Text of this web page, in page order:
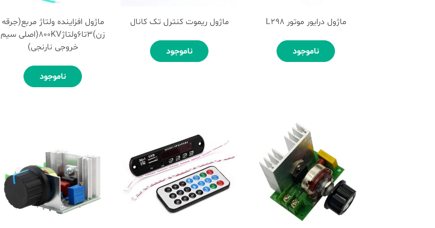
ماژول درایور موتور L298
ناموجود
ماژول ریموت کنترل تک کانال
ناموجود
ماژول افزاینده ولتاژ مربع(جرقه
زن)3تا6ولتاژ800KV(اصلی سیم
خروجی نارنجی)
ناموجود